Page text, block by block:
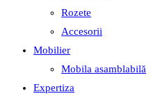
Rozete
Accesorii
Mobilier
Mobila asamblabilă
Expertiza